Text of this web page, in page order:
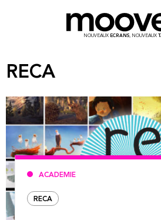
NOUVEAUX ECRANS, NOUVEAUX
RECA
ACADEMIE
RECA